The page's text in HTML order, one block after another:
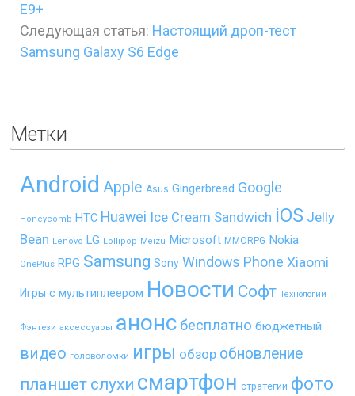
E9+
Следующая статья: Настоящий дроп-тест
Samsung Galaxy S6 Edge
Метки
Android Apple Asus Gingerbread Google
Honeycomb HTC Huawei Ice Cream Sandwich iOS Jelly
Bean Lenovo LG Lollipop Meizu Microsoft MMORPG Nokia
OnePlus RPG Samsung Sony Windows Phone Xiaomi
Игры с мультиплеером Новости Софт Технологии
Фэнтези аксессуары анонс бесплатно бюджетный
видео головоломки игры обзор обновление
планшет слухи смартфон стратегии фото